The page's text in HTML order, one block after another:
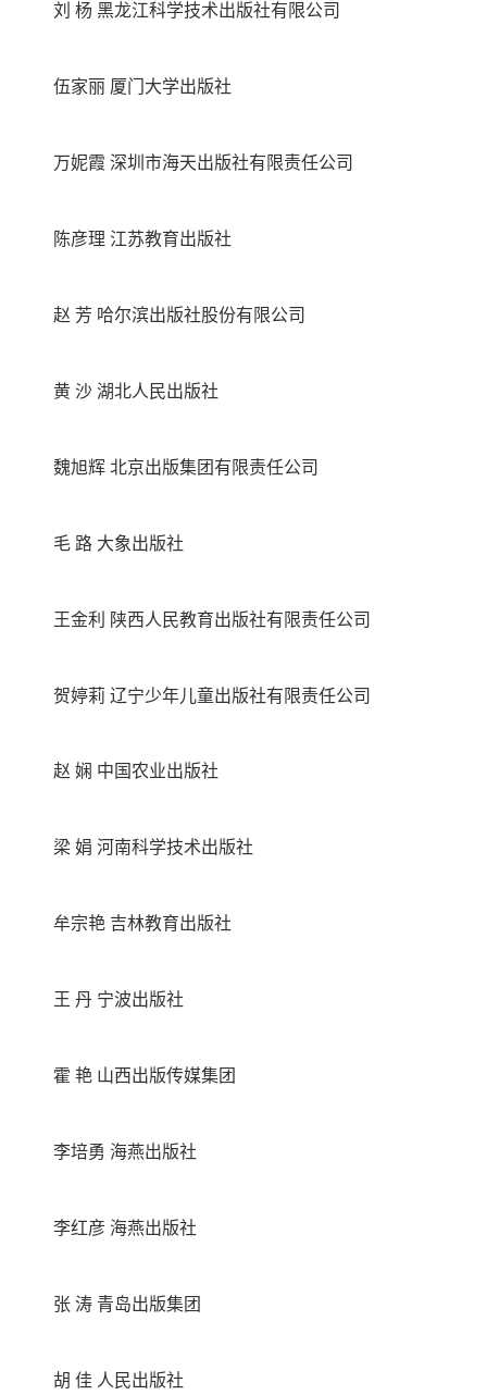
刘 杨 黑龙江科学技术出版社有限公司
伍家丽 厦门大学出版社
万妮霞 深圳市海天出版社有限责任公司
陈彦理 江苏教育出版社
赵 芳 哈尔滨出版社股份有限公司
黄 沙 湖北人民出版社
魏旭辉 北京出版集团有限责任公司
毛 路 大象出版社
王金利 陕西人民教育出版社有限责任公司
贺婷莉 辽宁少年儿童出版社有限责任公司
赵 娴 中国农业出版社
梁 娟 河南科学技术出版社
牟宗艳 吉林教育出版社
王 丹 宁波出版社
霍 艳 山西出版传媒集团
李培勇 海燕出版社
李红彦 海燕出版社
张 涛 青岛出版集团
胡 佳 人民出版社